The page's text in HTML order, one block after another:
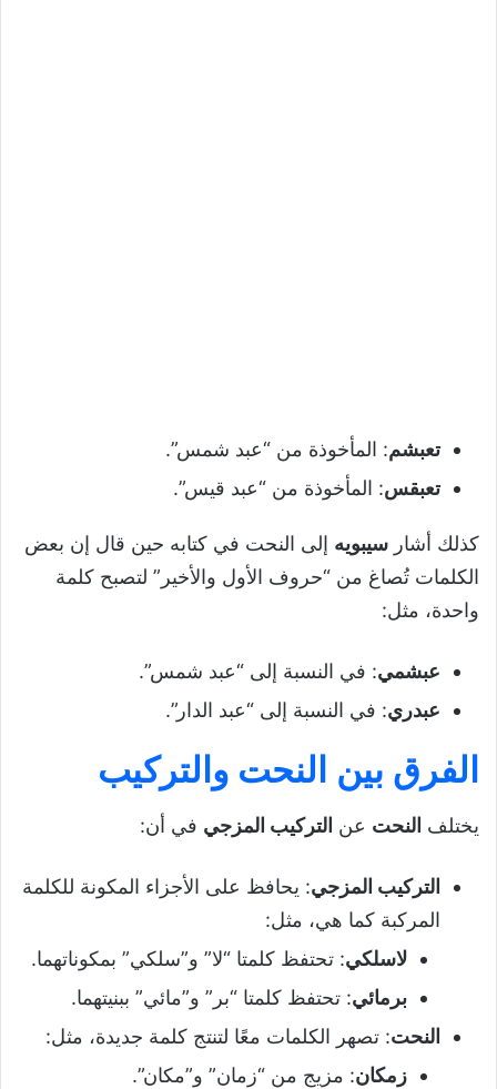
تعبشم: المأخوذة من “عبد شمس”.
تعبقس: المأخوذة من “عبد قيس”.
كذلك أشار سيبويه إلى النحت في كتابه حين قال إن بعض
الكلمات تُصاغ من “حروف الأول والأخير” لتصبح كلمة
واحدة، مثل:
عبشمي: في النسبة إلى “عبد شمس”.
عبدري: في النسبة إلى “عبد الدار”.
الفرق بين النحت والتركيب
يختلف النحت عن التركيب المزجي في أن:
التركيب المزجي: يحافظ على الأجزاء المكونة للكلمة
المركبة كما هي، مثل:
لاسلكي: تحتفظ كلمتا “لا” و”سلكي” بمكوناتهما.
برمائي: تحتفظ كلمتا “بر” و”مائي” ببنيتهما.
النحت: تصهر الكلمات معًا لتنتج كلمة جديدة، مثل:
زمكان: مزيج من “زمان” و”مكان”.